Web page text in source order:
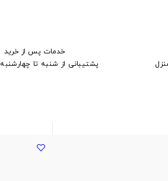
خدمات پس از خرید
پشتیبانی از شنبه تا چهارشنبه 9 الی 18